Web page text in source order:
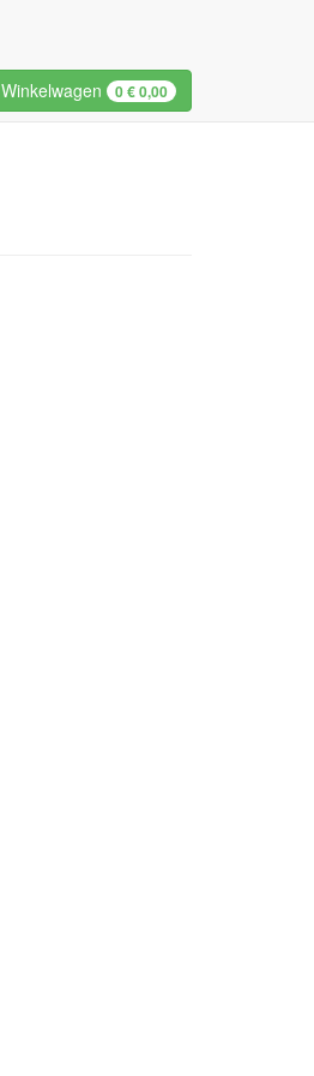
Winkelwagen 0€ 0,00